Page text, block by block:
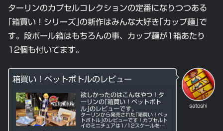
ターリンのカプセルコレクションの定番になりつつある
｢箱買い！シリーズ｣の新作はみんな大好き｢カップ麺｣で
す。段ボール箱はもちろんの事、カップ麺が1箱あたり
12個も付いてます。
satoshi
箱買い！ペットボトルのレビュー
欲しかったのはこんなやつ！タ
ーリンの｢箱買い！ペットボト
ル｣のレビューです。
ターリンから発売された｢箱買い！ペッ
トボトル｣のレビューです！カプセルト
イのミニチュアは1/12スケールをス